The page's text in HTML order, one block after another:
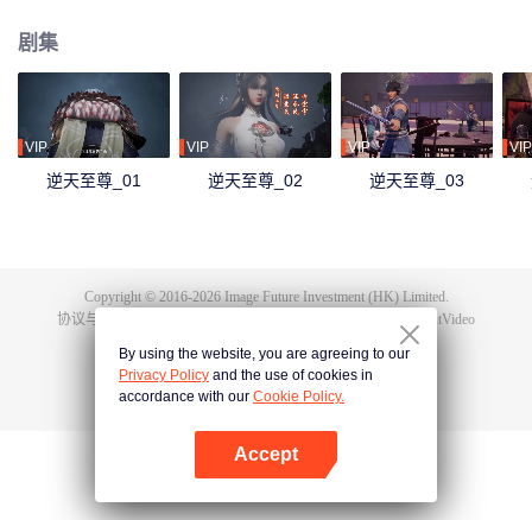
宙入侵时，鸿蒙至尊被混沌至尊和始源至尊设计联手杀害，并诅咒其万世轮
回。鸿蒙至尊亲人手下被杀，家园被夺，理念被改，就连最疼爱的徒儿灵霞天
尊也背叛了他。而且在他万世轮回中被世世灭门，直到最后一世转生到了谭云
身上。 谭云是望月镇小贵族谭家的少爷，但鸿蒙至尊转生之人需要受到生死刺
激才能觉醒。在婚礼中，谭云撞见未婚妻与司徒家少爷偷情并被殴打，在将死
之时终于觉醒了鸿蒙至尊的记忆。 原先废柴的谭云凭借着鸿蒙神胎，逆天改
命，拥有了神级的天赋，然后开始修炼前世的功法，快速提升修为。谭云先是
也收获了多位风姿卓绝的佳丽。
剧集
VIP
逆天至尊_01
VIP
逆天至尊_02
VIP
逆天至尊_03
VIP
Copyright © 2016-2026Image Future Investment (HK) Limited.
协议与条款
TencentVideo
By using the website, you are agreeing to our
Privacy Policy and the use of cookies in
accordance with our Cookie Policy.
Accept